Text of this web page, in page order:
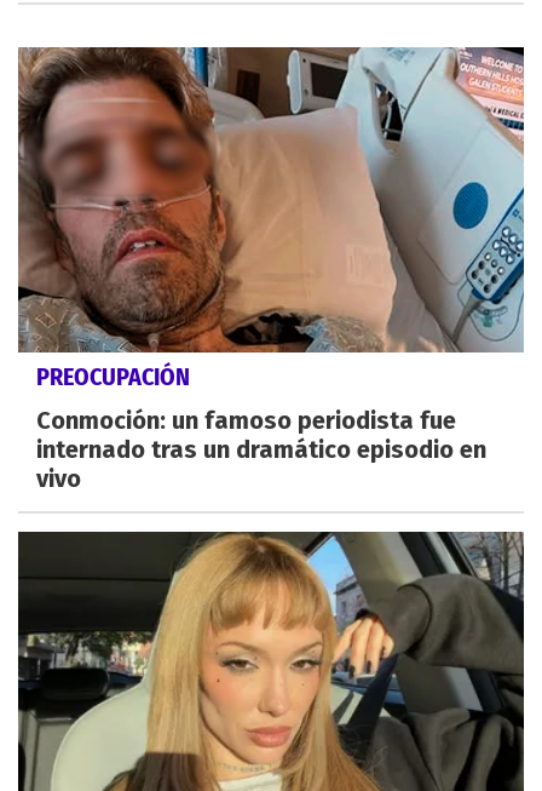
PREOCUPACIÓN
Conmoción: un famoso periodista fue
internado tras un dramático episodio en
vivo